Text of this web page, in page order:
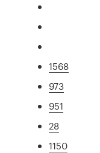
1568
973
951
28
1150